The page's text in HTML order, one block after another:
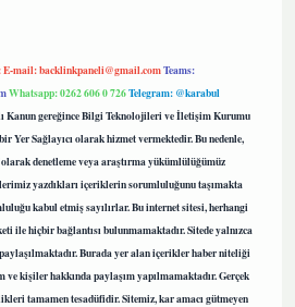
E-mail:backlinkpaneli@gmail.comTeams:
Whatsapp: 0262 606 0 726Telegram: @karabul
Kanun gereğince Bilgi Teknolojileri ve İletişim Kurumu
Yer Sağlayıcı olarak hizmet vermektedir. Bu nedenle,
denetleme veya araştırma yükümlülüğümüz
yazdıkları içeriklerin sorumluluğunu taşımakta
kabul etmiş sayılırlar. Bu internet sitesi, herhangi
ile hiçbir bağlantısı bulunmamaktadır. Sitede yalnızca
Burada yer alan içerikler haber niteliği
ve kişiler hakkında paylaşım yapılmamaktadır. Gerçek
tamamen tesadüfidir. Sitemiz, kar amacı gütmeyen